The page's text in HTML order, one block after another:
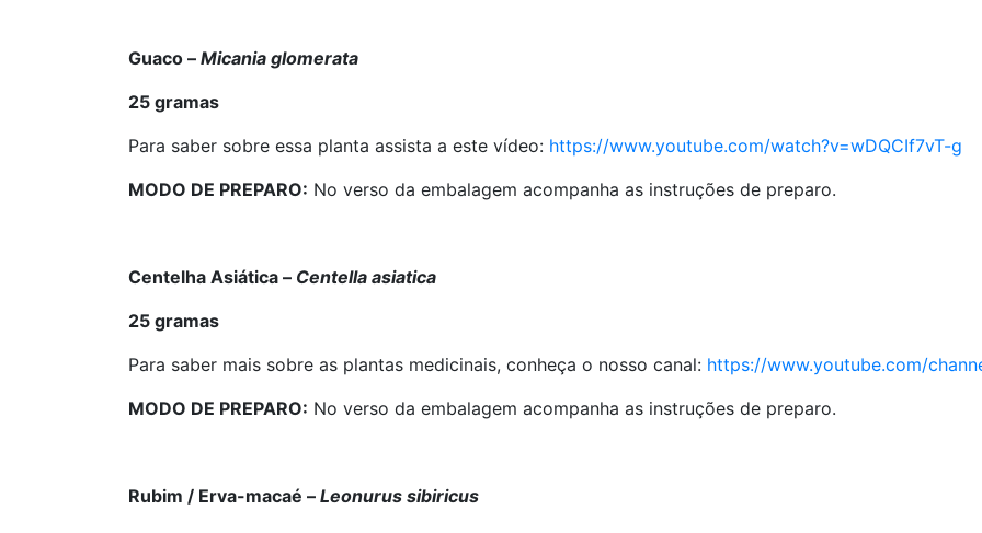
Guaco – Micania glomerata
25 gramas
Para saber sobre essa planta assista a este vídeo: https://www.youtube.com/watch?v=wDQCIf7vT-g
MODO DE PREPARO: No verso da embalagem acompanha as instruções de preparo.
Centelha Asiática – Centella asiatica
25 gramas
Para saber mais sobre as plantas medicinais, conheça o nosso canal: https://www.youtube.com/
MODO DE PREPARO: No verso da embalagem acompanha as instruções de preparo.
Rubim / Erva-macaé – Leonurus sibiricus